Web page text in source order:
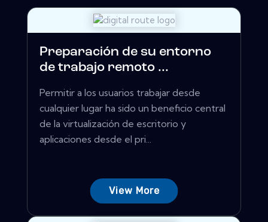
Preparación de su entorno
de trabajo remoto ...
Permitir a los usuarios trabajar desde
cualquier lugar ha sido un beneficio central
de la virtualización de escritorio y
aplicaciones desde el pri...
View More